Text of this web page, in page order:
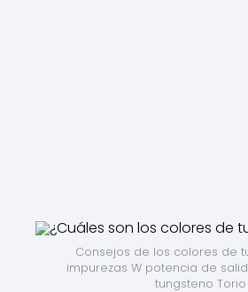
Consejos de los colores de
impurezas W potencia de
tungsteno Torio